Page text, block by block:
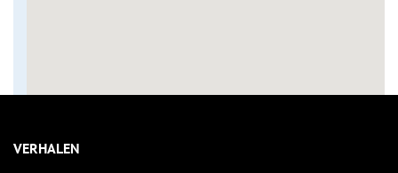
VERHALEN